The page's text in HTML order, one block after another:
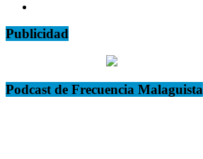
Publicidad
Podcast de Frecuencia Malaguista